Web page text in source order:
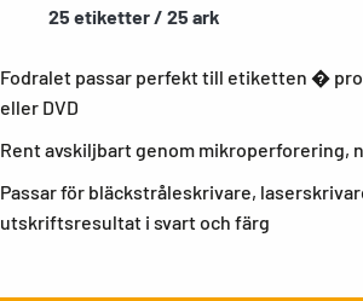
25 etiketter / 25 ark
Fodralet passar perfekt till etiketten �
eller DVD
Rent avskiljbart genom mikroperforering,
Passar för bläckstråleskrivare,
utskriftsresultat i svart och färg